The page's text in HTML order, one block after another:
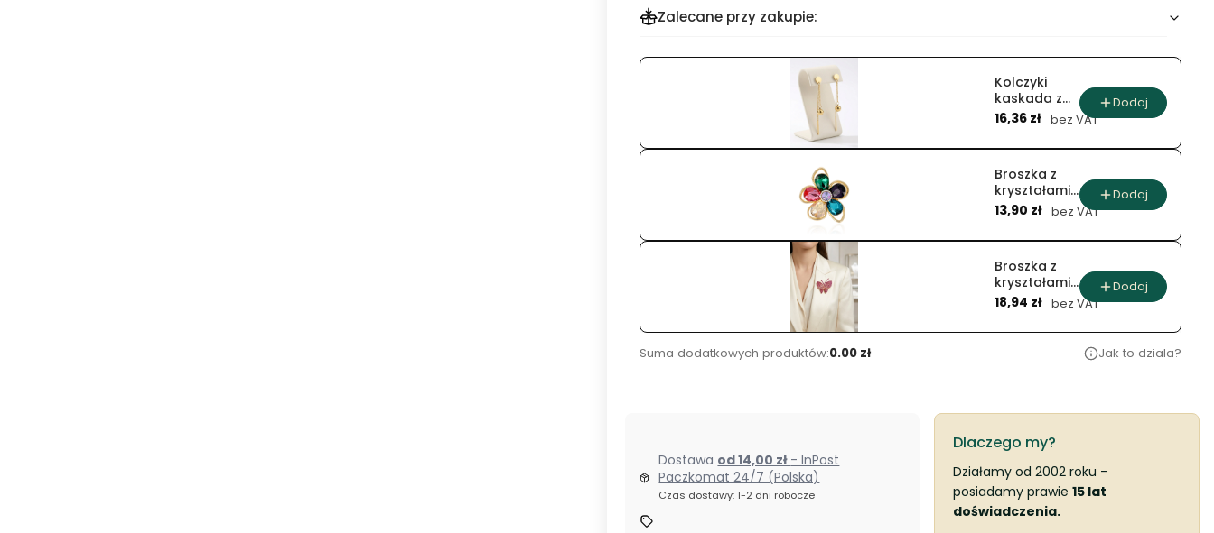
Zalecane przy zakupie:
Kolczyki
kaskada z
kulą i
Cena
16,36 zł bez VAT
Dodaj
Broszka z
kryształami
tęczowy
złotej
Cena
13,90 zł bez VAT
Dodaj
Broszka z
kryształami
różowy
złotej
Cena
18,94 zł bez VAT
Dodaj
Suma dodatkowych produktów:0.00 zł Jak to dziala?
Dostawa od 14,00 zł - InPost
Paczkomat 24/7 (Polska)
Czas dostawy: 1-2 dni robocze
Dlaczego my?
Działamy od 2002 roku –
posiadamy prawie 15 lat
doświadczenia.